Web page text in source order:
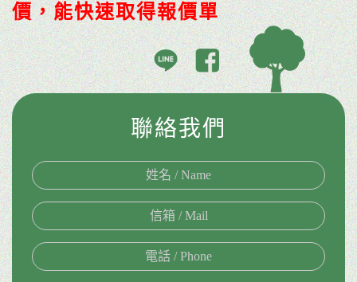
價，能快速取得報價單
聯絡我們